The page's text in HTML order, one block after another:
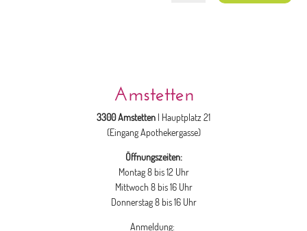
Amstetten
3300 Amstetten | Hauptplatz 21
(Eingang Apothekergasse)
Öffnungszeiten:
Montag 8 bis 12 Uhr
Mittwoch 8 bis 16 Uhr
Donnerstag 8 bis 16 Uhr
Anmeldung: